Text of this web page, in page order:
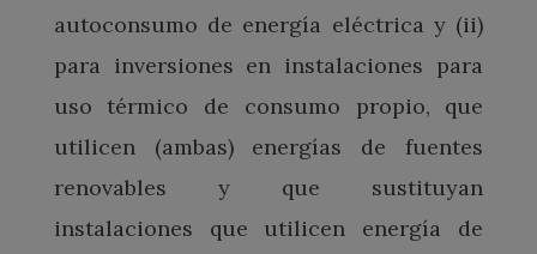
autoconsumo de energía eléctrica y (ii)
para inversiones en instalaciones para
uso térmico de consumo propio, que
utilicen (ambas) energías de fuentes
renovables y que sustituyan
instalaciones que utilicen energía de